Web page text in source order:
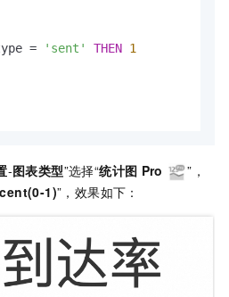
= 'sent' THEN 1
-图表类型”选择“统计图 Pro
”，
1)”，效果如下：